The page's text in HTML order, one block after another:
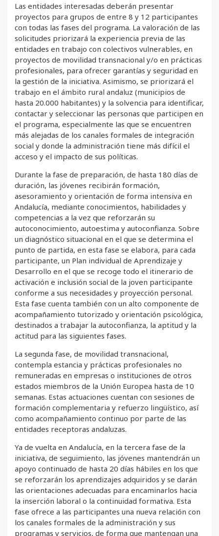
Las entidades interesadas deberán presentar
proyectos para grupos de entre 8 y 12 participantes
con todas las fases del programa. La valoración de las
solicitudes priorizará la experiencia previa de las
entidades en trabajo con colectivos vulnerables, en
proyectos de movilidad transnacional y/o en prácticas
profesionales, para ofrecer garantías y seguridad en
la gestión de la iniciativa. Asimismo, se priorizará el
trabajo en el ámbito rural andaluz (municipios de
hasta 20.000 habitantes) y la solvencia para identificar,
contactar y seleccionar las personas que participen en
el programa, especialmente las que se encuentren
más alejadas de los canales formales de integración
social y donde la administración tiene más difícil el
acceso y el impacto de sus políticas.
Durante la fase de preparación, de hasta 180 días de
duración, las jóvenes recibirán formación,
asesoramiento y orientación de forma intensiva en
Andalucía, mediante conocimientos, habilidades y
competencias a la vez que reforzarán su
autoconocimiento, autoestima y autoconfianza. Sobre
un diagnóstico situacional en el que se determina el
punto de partida, en esta fase se elabora, para cada
participante, un Plan individual de Aprendizaje y
Desarrollo en el que se recoge todo el itinerario de
activación e inclusión social de la joven participante
conforme a sus necesidades y proyección personal.
Esta fase cuenta también con un alto componente de
acompañamiento tutorizado y orientación psicológica,
destinados a trabajar la autoconfianza, la aptitud y la
actitud para las siguientes fases.
La segunda fase, de movilidad transnacional,
contempla estancia y prácticas profesionales no
remuneradas en empresas o instituciones de otros
estados miembros de la Unión Europea hasta de 10
semanas. Estas actuaciones cuentan con sesiones de
formación complementaria y refuerzo lingüístico, así
como acompañamiento continuo por parte de las
entidades receptoras andaluzas.
Ya de vuelta en Andalucía, en la tercera fase de la
iniciativa, de seguimiento, las jóvenes mantendrán un
apoyo continuado de hasta 20 días hábiles en los que
se reforzarán los aprendizajes adquiridos y se darán
las orientaciones adecuadas para encaminarlos hacia
la inserción laboral o la continuidad formativa. Esta
fase ofrece a las participantes una nueva relación con
los canales formales de la administración y sus
programas y servicios, de forma que mantengan una